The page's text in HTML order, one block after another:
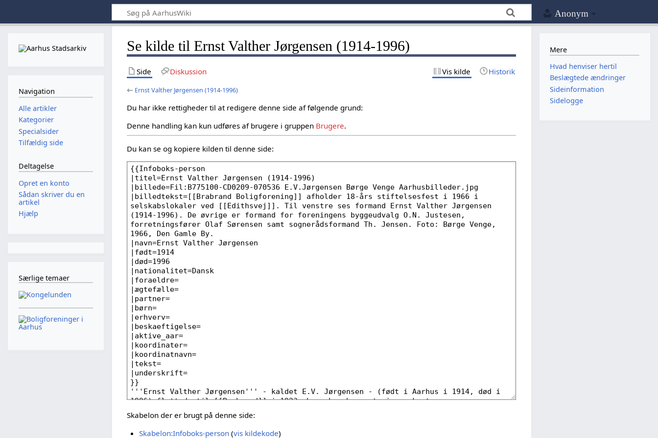
Anonym
Se kilde til Ernst Valther Jørgensen (1914-1996)
Side Diskussion Vis kilde Historik
← Ernst Valther Jørgensen (1914-1996)
Du har ikke rettigheder til at redigere denne side af følgende grund:
Denne handling kan kun udføres af brugere i gruppen Brugere.
Du kan se og kopiere kilden til denne side:
Skabelon der er brugt på denne side:
Skabelon:Infoboks-person(vis kildekode)
Navigation
Alle artikler
Kategorier
Specialsider
Tilfældig side
Deltagelse
Opret en konto
Sådan skriver du en
artikel
Hjælp
Særlige temaer
Mere
Hvad henviser hertil
Beslægtede ændringer
Sideinformation
Sidelogge